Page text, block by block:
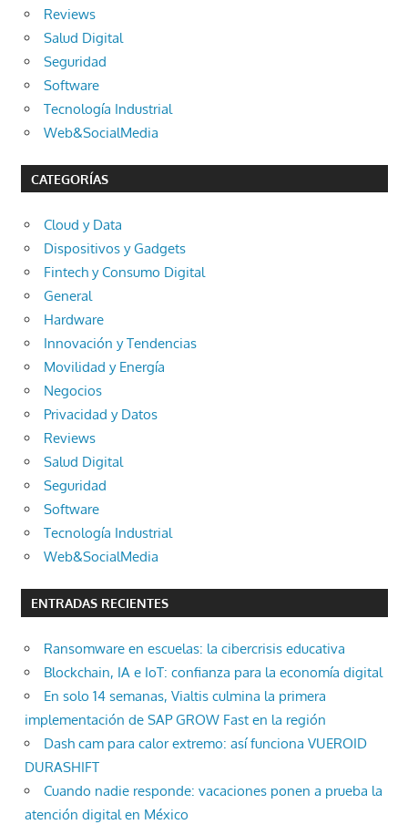
Reviews
Salud Digital
Seguridad
Software
Tecnología Industrial
Web&SocialMedia
CATEGORÍAS
Cloud y Data
Dispositivos y Gadgets
Fintech y Consumo Digital
General
Hardware
Innovación y Tendencias
Movilidad y Energía
Negocios
Privacidad y Datos
Reviews
Salud Digital
Seguridad
Software
Tecnología Industrial
Web&SocialMedia
ENTRADAS RECIENTES
Ransomware en escuelas: la cibercrisis educativa
Blockchain, IA e IoT: confianza para la economía digital
En solo 14 semanas, Vialtis culmina la primera
implementación de SAP GROW Fast en la región
Dash cam para calor extremo: así funciona VUEROID
DURASHIFT
Cuando nadie responde: vacaciones ponen a prueba la
atención digital en México